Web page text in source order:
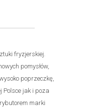
fryzjerskiej.
pomysłów,
poprzeczkę,
Polsce jak i poza
marki